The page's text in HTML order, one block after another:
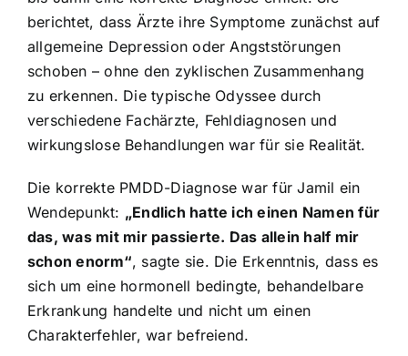
berichtet, dass Ärzte ihre Symptome zunächst auf
allgemeine Depression oder Angststörungen
schoben – ohne den zyklischen Zusammenhang
zu erkennen. Die typische Odyssee durch
verschiedene Fachärzte, Fehldiagnosen und
wirkungslose Behandlungen war für sie Realität.
Die korrekte PMDD-Diagnose war für Jamil ein
Wendepunkt: „Endlich hatte ich einen Namen für
das, was mit mir passierte. Das allein half mir
schon enorm“, sagte sie. Die Erkenntnis, dass es
sich um eine hormonell bedingte, behandelbare
Erkrankung handelte und nicht um einen
Charakterfehler, war befreiend.